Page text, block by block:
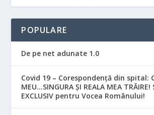
POPULARE
De pe net adunate 1.0
Covid 19 – Corespondență din spital:
MEU…SINGURA ȘI REALA MEA
EXCLUSIV pentru Vocea Românului!